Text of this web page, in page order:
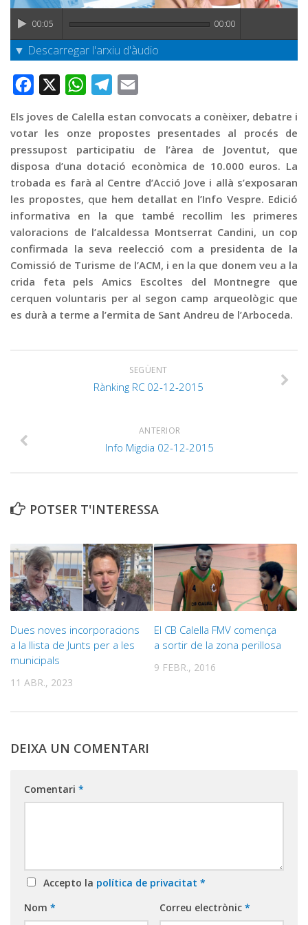
Publicitat
Contacte
00:05 00:00
▼ Descarregar l'arxiu d'àudio
Facebook WhatsAppTelegram
Els joves de Calella estan convocats a conèixer, debatre i
votar les onze propostes presentades al procés de
pressupost participatiu de l’àrea de Joventut, que
disposa d’una dotació econòmica de 10.000 euros. La
trobada es farà al Centre d’Acció Jove i allà s’exposaran
les propostes, que hem detallat en l’Info Vespre. Edició
informativa en la que també recollim les primeres
valoracions de l’alcaldessa Montserrat Candini, un cop
confirmada la seva reelecció com a presidenta de la
Comissió de Turisme de l’ACM, i en la que donem veu a la
crida feta pels Amics Escoltes del Montnegre que
cerquen voluntaris per al segon camp arqueològic que
es durà a terme a l’ermita de Sant Andreu de l’Arboceda.
SEGÜENT
Rànking RC 02-12-2015
ANTERIOR
Info Migdia 02-12-2015
POTSER T'INTERESSA
Dues noves incorporacions
a la llista de Junts per a les
municipals
11 ABR., 2023
El CB Calella FMV comença
a sortir de la zona perillosa
9 FEBR., 2016
DEIXA UN COMENTARI
Comentari *
Accepto la política de privacitat *
Nom * Correu electrònic *